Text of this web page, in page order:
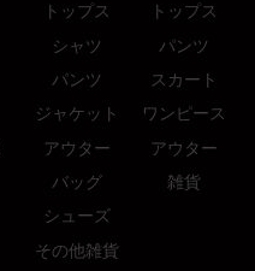
トップス
シャツ
パンツ
ジャケット
アウター
バッグ
シューズ
その他雑貨
トップス
パンツ
スカート
ワンピース
アウター
雑貨